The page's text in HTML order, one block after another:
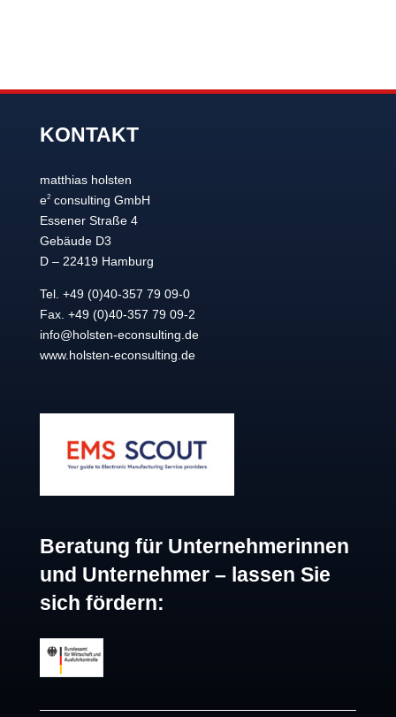
KONTAKT
matthias holsten
e2consulting GmbH
Essener Straße 4
Gebäude D3
D – 22419 Hamburg
Tel. +49 (0)40-357 79 09-0
Fax. +49 (0)40-357 79 09-2
info@holsten-econsulting.de
www.holsten-econsulting.de
Beratung für Unternehmerinnen
und Unternehmer – lassen Sie
sich fördern: